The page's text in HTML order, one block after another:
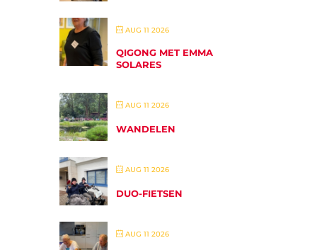
AUG 11 2026
QIGONG MET EMMA
SOLARES
AUG 11 2026
WANDELEN
AUG 11 2026
DUO-FIETSEN
AUG 11 2026